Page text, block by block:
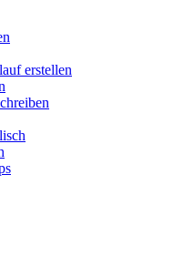
erstellen